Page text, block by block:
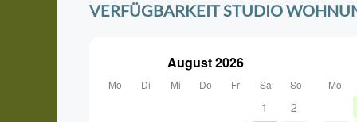
VERFÜGBARKEIT STUDIO